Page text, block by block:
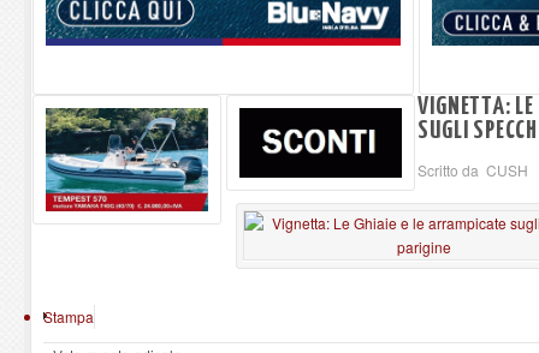
VIGNETTA: LE
SUGLI
Scritto da CUSH
Stampa